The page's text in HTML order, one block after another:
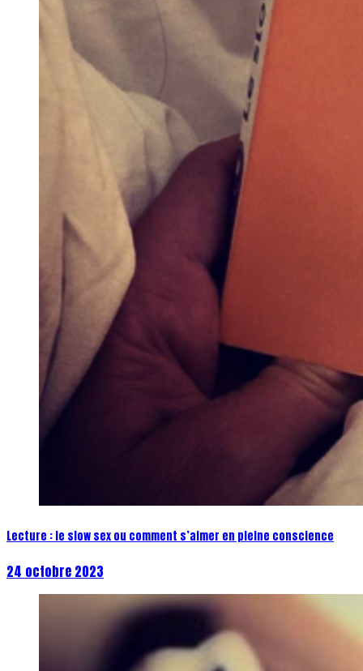
Lecture : le slow sex ou comment s’aimer en pleine conscience
24 octobre 2023